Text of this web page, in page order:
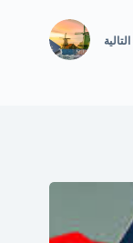
التالية